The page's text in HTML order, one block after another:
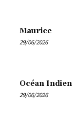
Maurice
29/06/2026
Océan Indien
29/06/2026